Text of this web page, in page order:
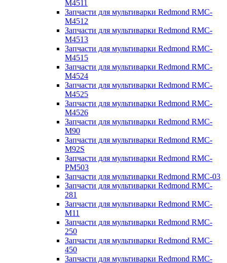
M4511
Запчасти для мультиварки Redmond RMC-
M4512
Запчасти для мультиварки Redmond RMC-
M4513
Запчасти для мультиварки Redmond RMC-
M4515
Запчасти для мультиварки Redmond RMC-
M4524
Запчасти для мультиварки Redmond RMC-
M4525
Запчасти для мультиварки Redmond RMC-
M4526
Запчасти для мультиварки Redmond RMC-
M90
Запчасти для мультиварки Redmond RMC-
M92S
Запчасти для мультиварки Redmond RMC-
PM503
Запчасти для мультиварки Redmond RMC-03
Запчасти для мультиварки Redmond RMC-
281
Запчасти для мультиварки Redmond RMC-
M11
Запчасти для мультиварки Redmond RMC-
250
Запчасти для мультиварки Redmond RMC-
450
Запчасти для мультиварки Redmond RMC-